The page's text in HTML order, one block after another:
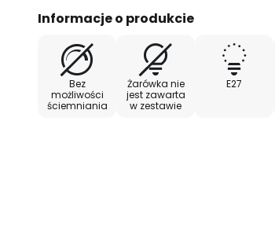
oszklonym
nastrój świetlny.
Informacje o produkcie
Bez
możliwości
ściemniania
Żarówka nie
jest zawarta
w zestawie
E27